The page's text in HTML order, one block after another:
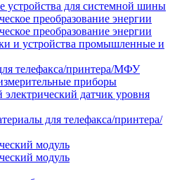
устройства для системной шины
преобразование энергии
преобразование энергии
и устройства промышленные и
телефакса/принтера/МФУ
приборы
датчик уровня
для телефакса/принтера/
модуль
модуль